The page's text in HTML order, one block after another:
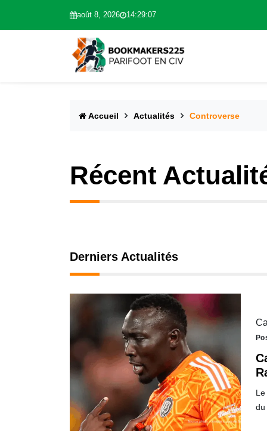
août 8, 2026 14:29:08
Accueil Actualités Controverse
Récent
Derniers Actualités
du